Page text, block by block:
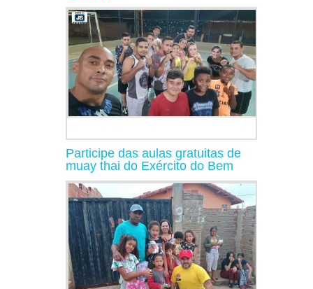
Participe das aulas gratuitas de
muay thai do Exército do Bem